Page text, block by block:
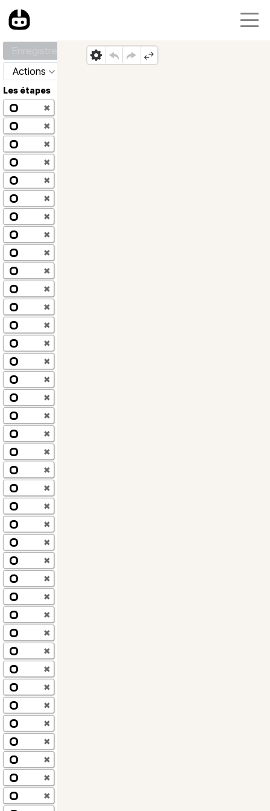
Actions
Les étapes
✖
✖
✖
✖
✖
✖
✖
✖
✖
✖
✖
✖
✖
✖
✖
✖
✖
✖
✖
✖
✖
✖
✖
✖
✖
✖
✖
✖
✖
✖
✖
✖
✖
✖
✖
✖
✖
✖
✖